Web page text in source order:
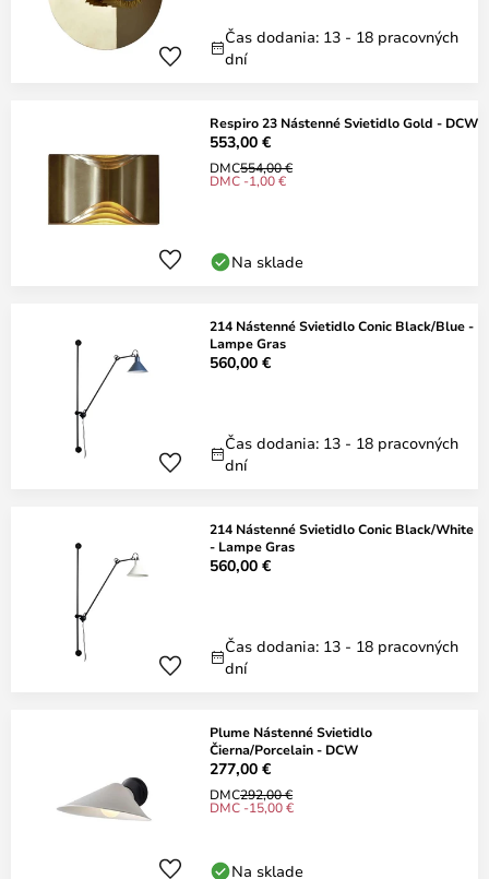
Čas dodania: 13 - 18 pracovných
dní
Respiro 23 Nástenné Svietidlo Gold - DCW
553,00 €
DMC554,00 €
DMC -1,00 €
Na sklade
214 Nástenné Svietidlo Conic Black/Blue -
Lampe Gras
560,00 €
Čas dodania: 13 - 18 pracovných
dní
214 Nástenné Svietidlo Conic Black/White
- Lampe Gras
560,00 €
Čas dodania: 13 - 18 pracovných
dní
Plume Nástenné Svietidlo
Čierna/Porcelain - DCW
277,00 €
DMC292,00 €
DMC -15,00 €
Na sklade